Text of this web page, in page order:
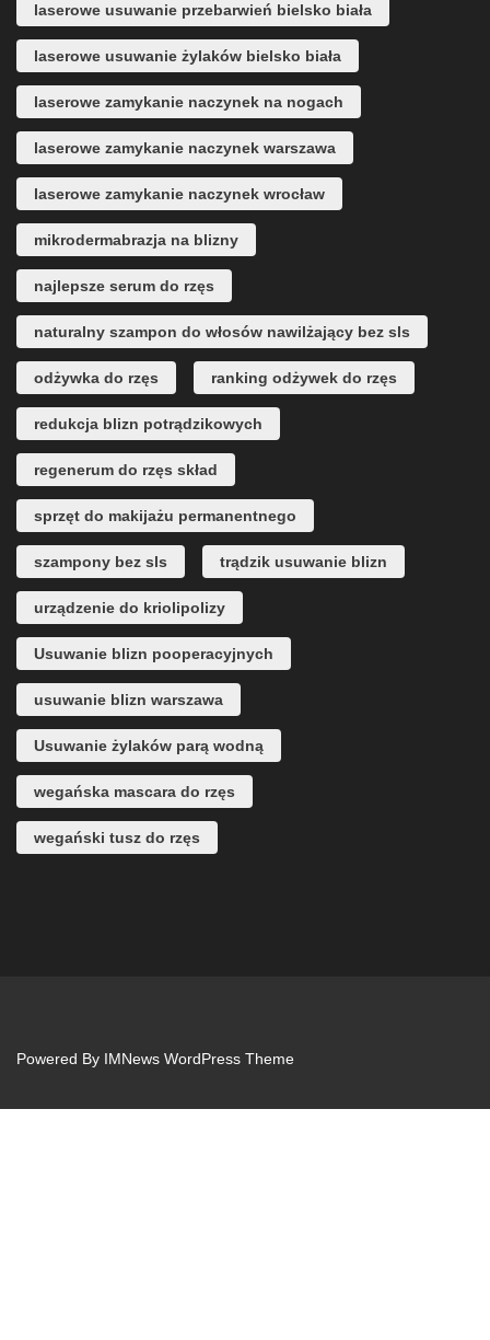
laserowe usuwanie przebarwień bielsko biała
laserowe usuwanie żylaków bielsko biała
laserowe zamykanie naczynek na nogach
laserowe zamykanie naczynek warszawa
laserowe zamykanie naczynek wrocław
mikrodermabrazja na blizny
najlepsze serum do rzęs
naturalny szampon do włosów nawilżający bez sls
odżywka do rzęs ranking odżywek do rzęs
redukcja blizn potrądzikowych
regenerum do rzęs skład
sprzęt do makijażu permanentnego
szampony bez sls trądzik usuwanie blizn
urządzenie do kriolipolizy
Usuwanie blizn pooperacyjnych
usuwanie blizn warszawa
Usuwanie żylaków parą wodną
wegańska mascara do rzęs
wegański tusz do rzęs
Powered By IMNews WordPress Theme